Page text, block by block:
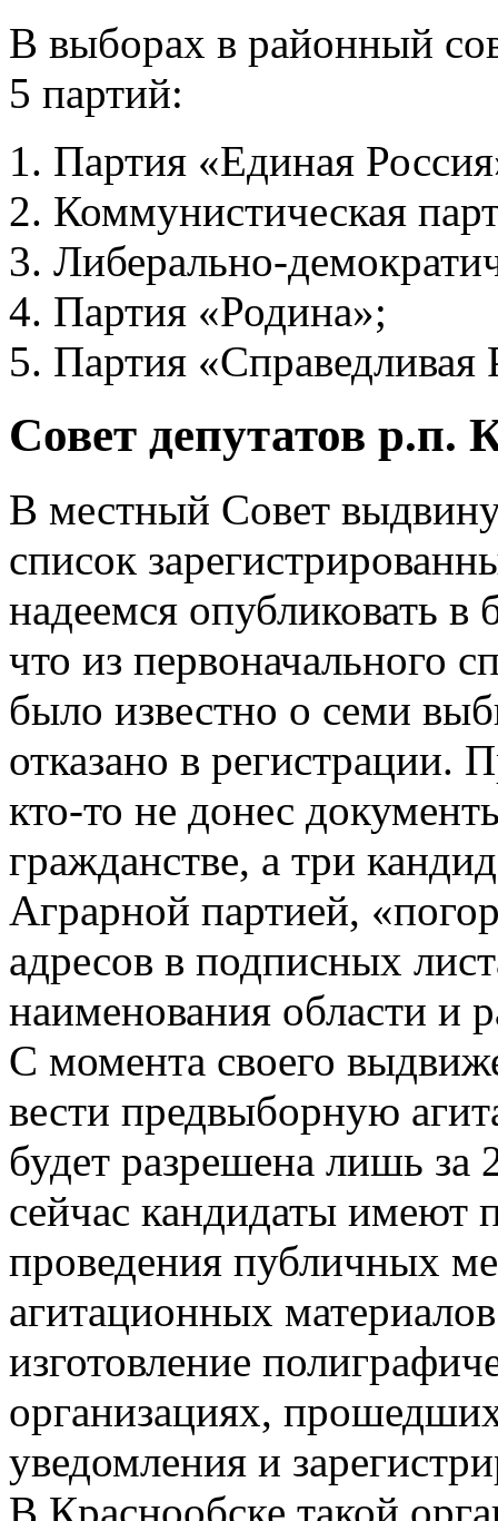
В выборах в районный
5 партий:
Партия «Единая
Коммунистическая
Либерально-
Партия «Родина»;
Партия «Справедливая
Совет депутатов р.п.
В местный Совет
список
надеемся опубликовать
что из первоначального
было известно о семи
отказано в регистрации.
кто-то не донес
гражданстве, а три
Аграрной партией,
адресов в подписных
наименования области и
С момента своего
вести предвыборную
будет разрешена лишь за
сейчас кандидаты имеют
проведения публичных
агитационных
изготовление
организациях,
уведомления и